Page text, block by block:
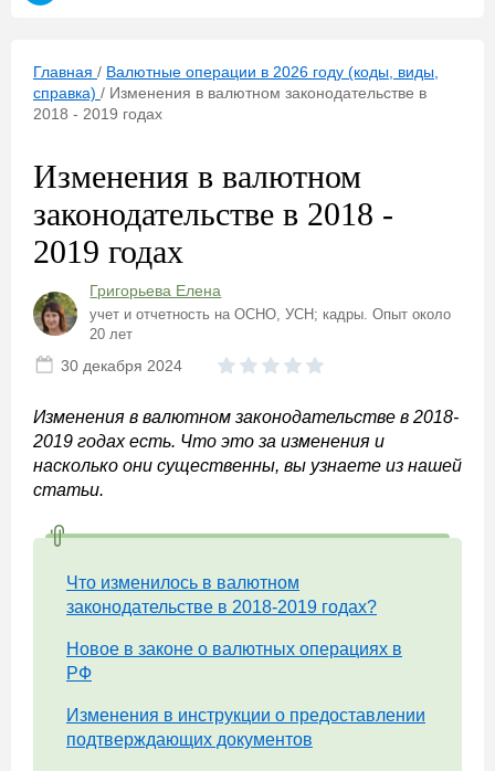
Главная / Валютные операции в 2026 году (коды, виды,
справка) / Изменения в валютном законодательстве в
2018 - 2019 годах
Изменения в валютном
законодательстве в 2018 -
2019 годах
Григорьева Елена
учет и отчетность на ОСНО, УСН; кадры. Опыт около
20 лет
30 декабря 2024
Изменения в валютном законодательстве в 2018-
2019 годах есть. Что это за изменения и
насколько они существенны, вы узнаете из нашей
статьи.
Что изменилось в валютном
законодательстве в 2018-2019 годах?
Новое в законе о валютных операциях в
РФ
Изменения в инструкции о предоставлении
подтверждающих документов